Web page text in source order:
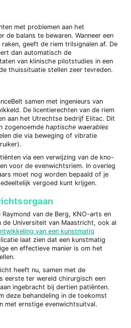
met problemen aan het
de balans te bewaren. Wanneer een
geeft de riem trilsignalen af. De
dan automatisch de
van klinische pilotstudies in een
thuissituatie stellen zeer tevreden.
samen met ingenieurs van
De licentierechten van de riem
aan het Utrechtse bedrijf Elitac. Dit
zogenoemde haptische waerables
die via beweging of vibratie
via een verwijzing van de kno-
voor de evenwichtsriem. In overleg
moet nog worden bepaald of je
vergoed kunt krijgen.
van de Berg, KNO-arts en
de Universiteit van Maastricht, ook al
van een kunstmatig
laat zien dat een kunstmatig
en effectieve manier is om het
heeft nu, samen met de
eerste ter wereld chirurgisch een
ingebracht bij dertien patiënten.
deze behandeling in de toekomst
met ernstige evenwichtsuitval.